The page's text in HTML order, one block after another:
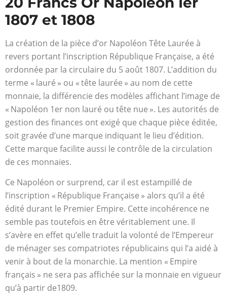
1807 et 1808
La création de la pièce d’or Napoléon Tête Laurée à
revers portant l’inscription République Française, a été
ordonnée par la circulaire du 5 août 1807. L’addition du
terme « lauré » ou « tête laurée » au nom de cette
monnaie, la différencie des modèles affichant l’image de
« Napoléon 1er non lauré ou tête nue ». Les autorités de
gestion des finances ont exigé que chaque pièce éditée,
soit gravée d’une marque indiquant le lieu d’édition.
Cette marque facilite aussi le contrôle de la circulation
de ces monnaies.
Ce Napoléon or surprend, car il est estampillé de
l’inscription « République Française » alors qu’il a été
édité durant le Premier Empire. Cette incohérence ne
semble pas toutefois en être véritablement une. Il
s’avère en effet qu’elle traduit la volonté de l’Empereur
de ménager ses compatriotes républicains qui l’a aidé à
venir à bout de la monarchie. La mention « Empire
français » ne sera pas affichée sur la monnaie en vigueur
qu’à partir de1809.